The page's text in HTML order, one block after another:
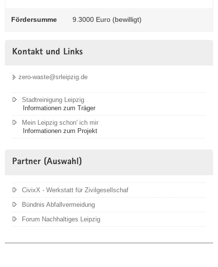
Fördersumme 9.3000 Euro (bewilligt)
Kontakt und Links
zero-waste@srleipzig.de
Stadtreinigung Leipzig
Informationen zum Träger
Mein Leipzig schon' ich mir
Informationen zum Projekt
Partner (Auswahl)
CivixX - Werkstatt für Zivilgesellschaf
Bündnis Abfallvermeidung
Forum Nachhaltiges Leipzig